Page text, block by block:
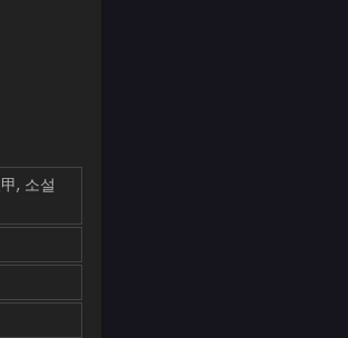
, 소설